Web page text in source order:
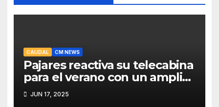
CAUDAL CM NEWS
Pajares reactiva su telecabina
para el verano con un amplio
programa de actividades
JUN 17, 2025